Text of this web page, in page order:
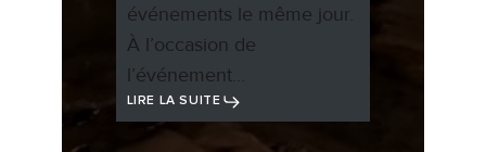
événements le même jour.
À l’occasion de
l’événement…
LIRE LA SUITE